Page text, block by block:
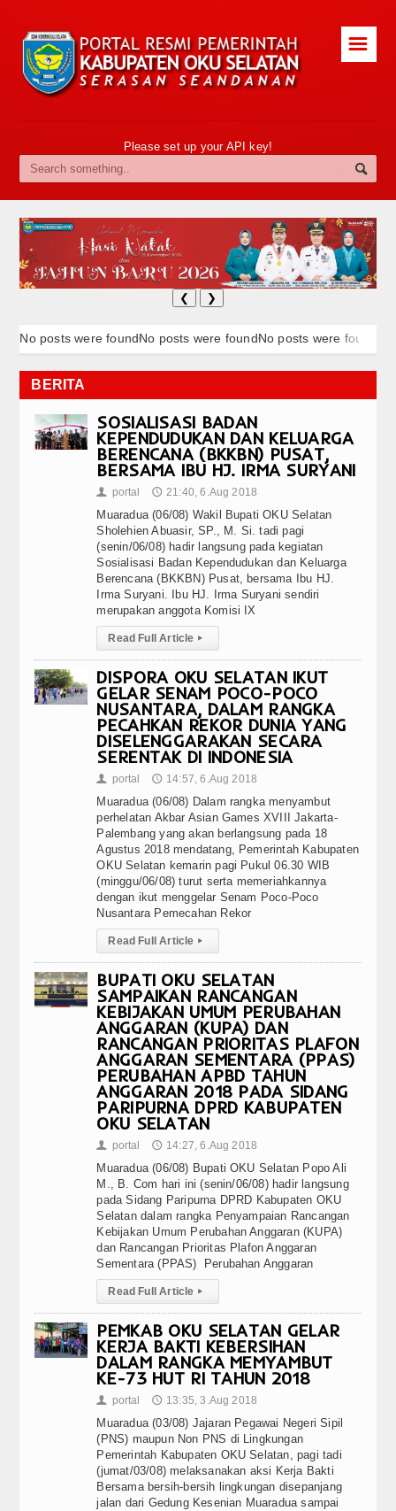
☰
Please set up your API key!
❮ ❯
No posts were foundNo posts were foundNo posts were found
BERITA
SOSIALISASI BADAN
KEPENDUDUKAN DAN KELUARGA
BERENCANA (BKKBN) PUSAT,
BERSAMA IBU HJ. IRMA SURYANI
👤 portal 🕔 21:40, 6.Aug 2018
Muaradua (06/08) Wakil Bupati OKU Selatan
Sholehien Abuasir, SP., M. Si. tadi pagi
(senin/06/08) hadir langsung pada kegiatan
Sosialisasi Badan Kependudukan dan Keluarga
Berencana (BKKBN) Pusat, bersama Ibu HJ.
Irma Suryani. Ibu HJ. Irma Suryani sendiri
merupakan anggota Komisi IX
Read Full Article ▸
DISPORA OKU SELATAN IKUT
GELAR SENAM POCO-POCO
NUSANTARA, DALAM RANGKA
PECAHKAN REKOR DUNIA YANG
DISELENGGARAKAN SECARA
SERENTAK DI INDONESIA
👤 portal 🕔 14:57, 6.Aug 2018
Muaradua (06/08) Dalam rangka menyambut
perhelatan Akbar Asian Games XVIII Jakarta-
Palembang yang akan berlangsung pada 18
Agustus 2018 mendatang, Pemerintah Kabupaten
OKU Selatan kemarin pagi Pukul 06.30 WIB
(minggu/06/08) turut serta memeriahkannya
dengan ikut menggelar Senam Poco-Poco
Nusantara Pemecahan Rekor
Read Full Article ▸
BUPATI OKU SELATAN
SAMPAIKAN RANCANGAN
KEBIJAKAN UMUM PERUBAHAN
ANGGARAN (KUPA) DAN
RANCANGAN PRIORITAS PLAFON
ANGGARAN SEMENTARA (PPAS)
PERUBAHAN APBD TAHUN
ANGGARAN 2018 PADA SIDANG
PARIPURNA DPRD KABUPATEN
OKU SELATAN
👤 portal 🕔 14:27, 6.Aug 2018
Muaradua (06/08) Bupati OKU Selatan Popo Ali
M., B. Com hari ini (senin/06/08) hadir langsung
pada Sidang Paripurna DPRD Kabupaten OKU
Selatan dalam rangka Penyampaian Rancangan
Kebijakan Umum Perubahan Anggaran (KUPA)
dan Rancangan Prioritas Plafon Anggaran
Sementara (PPAS) Perubahan Anggaran
Read Full Article ▸
PEMKAB OKU SELATAN GELAR
KERJA BAKTI KEBERSIHAN
DALAM RANGKA MEMYAMBUT
KE-73 HUT RI TAHUN 2018
👤 portal 🕔 13:35, 3.Aug 2018
Muaradua (03/08) Jajaran Pegawai Negeri Sipil
(PNS) maupun Non PNS di Lingkungan
Pemerintah Kabupaten OKU Selatan, pagi tadi
(jumat/03/08) melaksanakan aksi Kerja Bakti
Bersama bersih-bersih lingkungan disepanjang
jalan dari Gedung Kesenian Muaradua sampai